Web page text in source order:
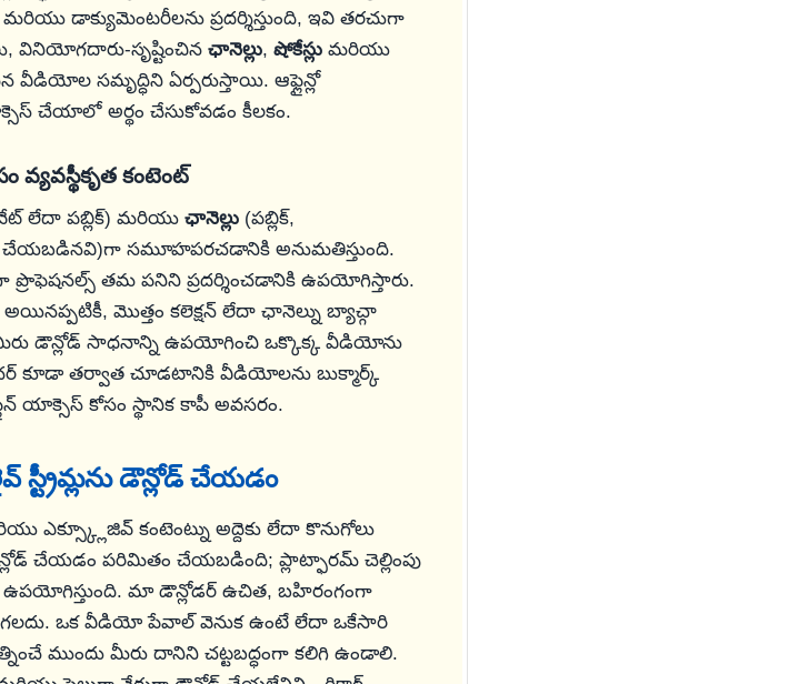
డాక్యుమెంటరీలను ప్రదర్శిస్తుంది, ఇవి తరచుగా
వినియోగదారు-సృష్టించిన ఛానెల్లు, షోకేస్లు మరియు
సమృద్ధిని ఏర్పరుస్తాయి. ఆఫ్లైన్లో
చేయాలో అర్థం చేసుకోవడం కీలకం.
వ్యవస్థీకృత కంటెంట్
లేదా పబ్లిక్) మరియు ఛానెల్లు (పబ్లిక్,
సమూహపరచడానికి అనుమతిస్తుంది.
తమ పనిని ప్రదర్శించడానికి ఉపయోగిస్తారు.
మొత్తం కలెక్షన్ లేదా ఛానెల్ను బ్యాచ్గా
డౌన్లోడ్ సాధనాన్ని ఉపయోగించి ఒక్కొక్క వీడియోను
కూడా తర్వాత చూడటానికి వీడియోలను బుక్మార్క్
యాక్సెస్ కోసం స్థానిక కాపీ అవసరం.
డౌన్లోడ్ చేయడం
ఎక్స్క్లూజివ్ కంటెంట్ను అద్దెకు లేదా కొనుగోలు
చేయడం పరిమితం చేయబడింది; ప్లాట్ఫారమ్ చెల్లింపు
ఉపయోగిస్తుంది. మా డౌన్లోడర్ ఉచిత, బహిరంగంగా
ఒక వీడియో పేవాల్ వెనుక ఉంటే లేదా ఒకేసారి
ముందు మీరు దానిని చట్టబద్ధంగా కలిగి ఉండాలి.